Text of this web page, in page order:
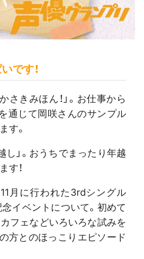
です！
さきみほん！」。お仕事から
通じて岡咲さんのサンプル
す。
し」。おうちでまったり年越
す！
月に行われた3rdシングル
念イベントについて。初めて
フェなどいろいろな試みを
方とのほっこりエピソード